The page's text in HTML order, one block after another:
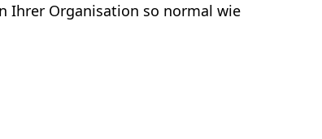
Ihrer Organisation so normal wie